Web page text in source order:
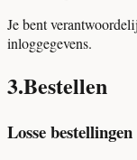
Je bent
inloggegevens.
3.Bestellen
Losse bestellingen